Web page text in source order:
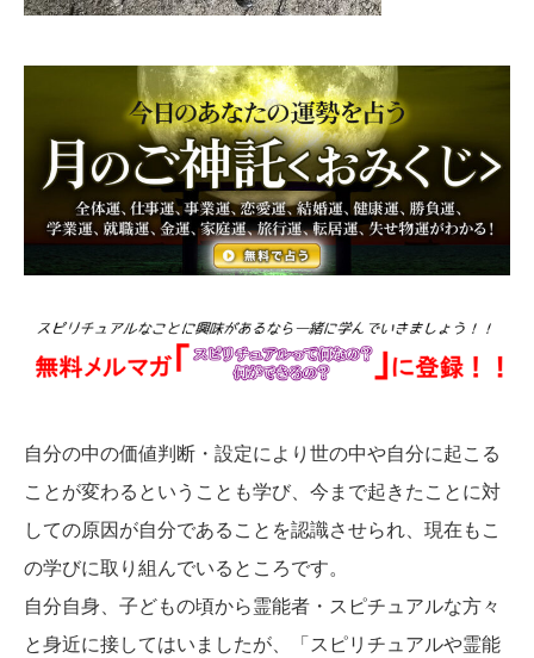
自分の中の価値判断・設定により世の中や自分に起こる
ことが変わるということも学び、今まで起きたことに対
しての原因が自分であることを認識させられ、現在もこ
の学びに取り組んでいるところです。
自分自身、子どもの頃から霊能者・スピチュアルな方々
と身近に接してはいましたが、「スピリチュアルや霊能